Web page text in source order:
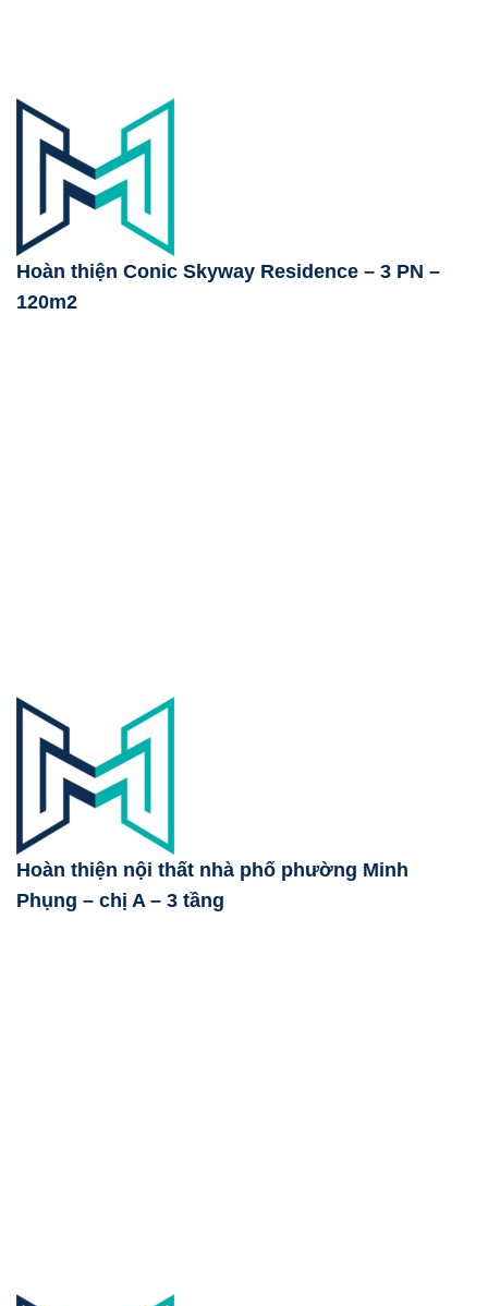
Hoàn thiện Conic Skyway Residence – 3 PN –
120m2
Hoàn thiện nội thất nhà phố phường Minh
Phụng – chị A – 3 tầng